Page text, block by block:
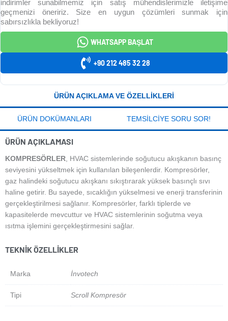
indirimler sunabilmemiz için satış mühendislerimizle iletişime
geçmenizi öneririz. Size en uygun çözümleri sunmak için
sabırsızlıkla bekliyoruz!
WHATSAPP BAŞLAT
+90 212 485 32 28
ÜRÜN AÇIKLAMA VE ÖZELLIKLERI
ÜRÜN DOKÜMANLARI TEMSILCIYE SORU SOR!
ÜRÜN AÇIKLAMASI
KOMPRESÖRLER, HVAC sistemlerinde soğutucu akışkanın basınç
seviyesini yükseltmek için kullanılan bileşenlerdir. Kompresörler,
gaz halindeki soğutucu akışkanı sıkıştırarak yüksek basınçlı sıvı
haline getirir. Bu sayede, sıcaklığın yükselmesi ve enerji transferinin
gerçekleştirilmesi sağlanır. Kompresörler, farklı tiplerde ve
kapasitelerde mevcuttur ve HVAC sistemlerinin soğutma veya
ısıtma işlemini gerçekleştirmesini sağlar.
TEKNIK ÖZELLIKLER
Marka İnvotech
Tipi Scroll Kompresör